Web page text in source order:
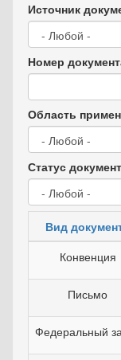
Источник
Номер
Область
Статус
Вид
Конвенция
Письмо
Федеральный